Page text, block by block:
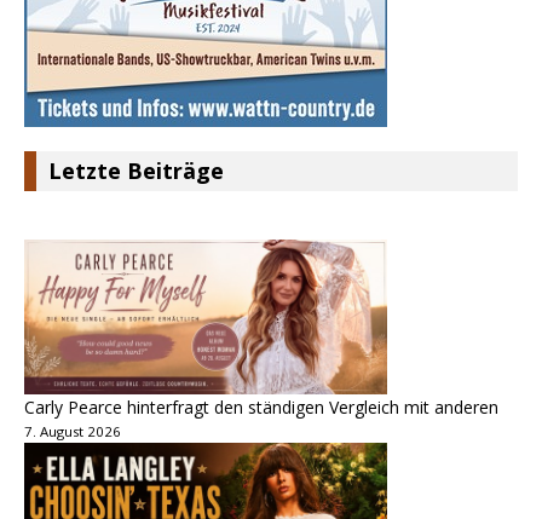
Letzte Beiträge
Carly Pearce hinterfragt den ständigen Vergleich mit anderen
7. August 2026